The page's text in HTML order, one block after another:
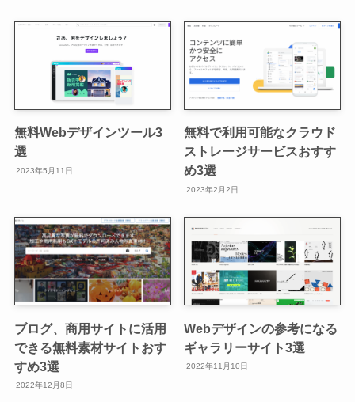
無料Webデザインツール3
選
2023年5月11日
無料で利用可能なクラウド
ストレージサービスおすす
め3選
2023年2月2日
ブログ、商用サイトに活用
できる無料素材サイトおす
すめ3選
2022年12月8日
Webデザインの参考になる
ギャラリーサイト3選
2022年11月10日